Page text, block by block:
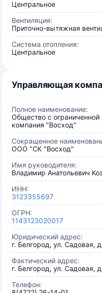
Центральное
Вентиляция:
Приточно-вытяжная
Система отопления:
Центральное
Управляющая
Полное наименование:
Общество с ограниченной
компания "Восход"
Сокращенное
ООО "СК "Восход"
Имя руководителя:
Владимир Анатольевич
ИНН:
3123355697
ОГРН:
1143123020017
Юридический адрес:
г. Белгород, ул. Садовая,
Фактический адрес:
г. Белгород, ул. Садовая,
Телефон: